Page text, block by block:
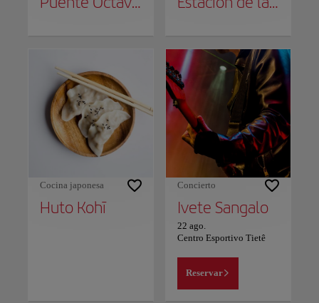
Cocina japonesa
Huto Kohī
Concierto
Ivete Sangalo
22 ago.
Centro Esportivo Tietê
Reservar